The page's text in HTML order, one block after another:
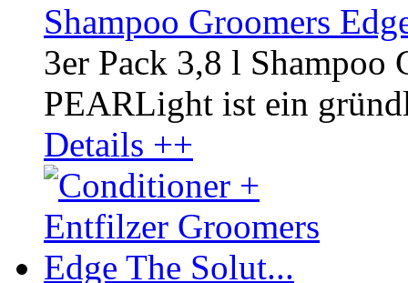
Shampoo Groomers
3er Pack 3,8 l Shampoo
PEARLight ist ein
Details ++